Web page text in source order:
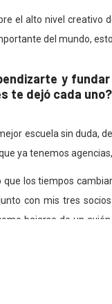
el alto nivel creativo
del mundo,
y
te dejó cada uno?
escuela sin duda,
ya tenemos
los tiempos
con mis tres
bajarse de un